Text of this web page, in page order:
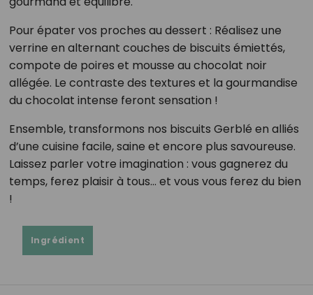
Pour épater vos proches au dessert : Réalisez une
verrine en alternant couches de biscuits émiettés,
compote de poires et mousse au chocolat noir
allégée. Le contraste des textures et la gourmandise
du chocolat intense feront sensation !
Ensemble, transformons nos biscuits Gerblé en alliés
d’une cuisine facile, saine et encore plus savoureuse.
Laissez parler votre imagination : vous gagnerez du
temps, ferez plaisir à tous… et vous vous ferez du bien
!
Ingrédient